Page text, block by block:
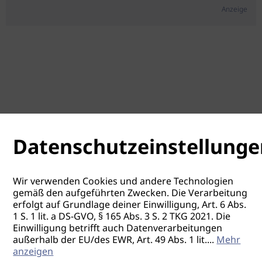
Anzeige
Wir verwenden Cookies und andere Technologien
gemäß den aufgeführten Zwecken. Die Verarbeitung
erfolgt auf Grundlage deiner Einwilligung, Art. 6 Abs.
1 S. 1 lit. a DS-GVO, § 165 Abs. 3 S. 2 TKG 2021. Die
Einwilligung betrifft auch Datenverarbeitungen
außerhalb der EU/des EWR, Art. 49 Abs. 1 lit....Mehr
anzeigen